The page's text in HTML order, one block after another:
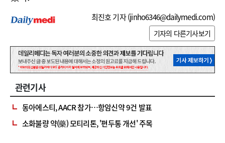
최진호 기자 (jinho6346@dailymedi.com)
기자의 다른기사보기
관련기사
동아에스티, AACR 참가…항암신약 9건 발표
소화불량 약(藥) 모티리톤, '편두통 개선' 주목